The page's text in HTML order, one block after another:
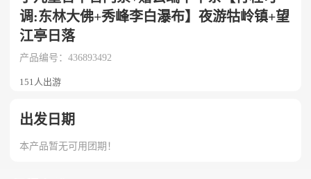
调:东林大佛+秀峰李白瀑布】夜游牯岭镇+望
江亭日落
产品编号：436893492
151人出游
出发日期
本产品暂无可用团期！